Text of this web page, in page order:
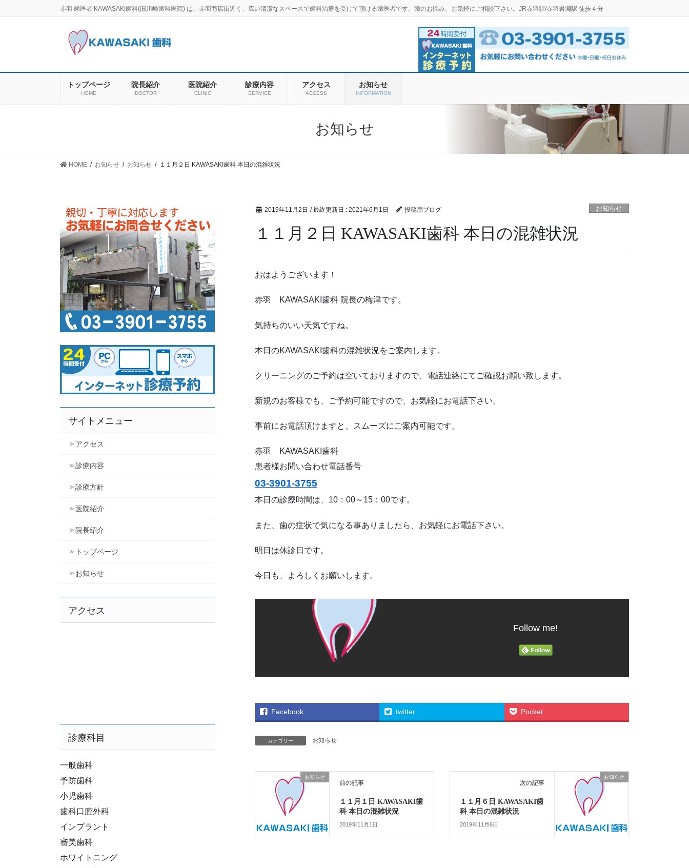
赤羽 歯医者 KAWASAKI歯科(旧川崎歯科医院) は、赤羽商店街近く、広い清潔なスペースで歯科治療を受けて頂ける歯医者です。歯のお悩み、お気軽にご相談下さい。JR赤羽駅/赤羽岩淵駅 徒歩４分
トップページ
HOME
院長紹介
DOCTOR
医院紹介
CLINIC
診療内容
SERVICE
アクセス
ACCESS
お知らせ
INFORMATION
お知らせ
HOME お知らせ お知らせ １１月２日 KAWASAKI歯科 本日の混雑状況
2019年11月2日 / 最終更新日 : 2021年6月1日 投稿用ブログ お知らせ
１１月２日 KAWASAKI歯科 本日の混雑状況
おはようございます！
赤羽 KAWASAKI歯科 院長の梅津です。
気持ちのいい天気ですね。
本日のKAWASAKI歯科の混雑状況をご案内します。
クリーニングのご予約は空いておりますので、電話連絡にてご確認お願い致します。
新規のお客様でも、ご予約可能ですので、お気軽にお電話下さい。
事前にお電話頂けますと、スムーズにご案内可能です。
赤羽 KAWASAKI歯科
患者様お問い合わせ電話番号
03-3901-3755
本日の診療時間は、10：00～15：00です。
また、歯の症状で気になる事ありましたら、お気軽にお電話下さい。
明日は休診日です。
今日も、よろしくお願いします。
Follow me!
Facebook twitter Pocket
カテゴリー お知らせ
お知らせ
前の記事
１１月１日 KAWASAKI歯
科 本日の混雑状況
2019年11月1日
お知らせ
次の記事
１１月６日 KAWASAKI歯
科 本日の混雑状況
2019年11月6日
サイトメニュー
アクセス
診療内容
診療方針
医院紹介
院長紹介
トップページ
お知らせ
アクセス
診療科目
一般歯科
予防歯科
小児歯科
歯科口腔外科
インプラント
審美歯科
ホワイトニング